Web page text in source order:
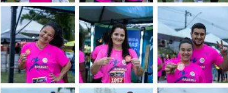
&nbsp; &nbsp; &nbsp;